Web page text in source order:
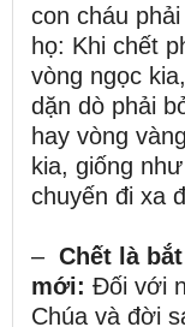
con cháu
họ: Khi chết
vòng ngọc
dặn dò phải
hay vòng
kia, giống
chuyến đi xa
– Chết là
mới: Đối với
Chúa và đời